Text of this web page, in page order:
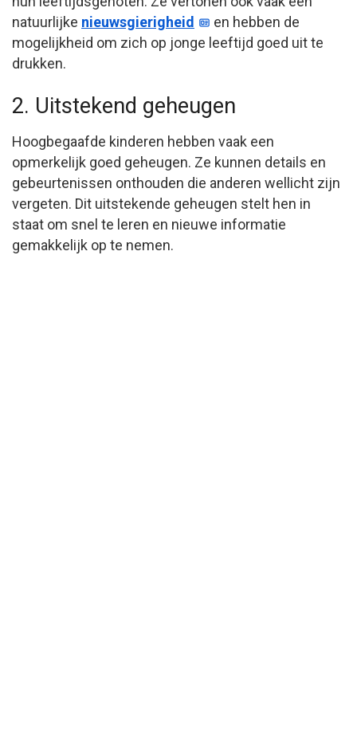
natuurlijke nieuwsgierigheid
en hebben de
mogelijkheid om zich op jonge leeftijd goed uit te
drukken.
2. Uitstekend geheugen
Hoogbegaafde kinderen hebben vaak een
opmerkelijk goed geheugen. Ze kunnen details en
gebeurtenissen onthouden die anderen wellicht zijn
vergeten. Dit uitstekende geheugen stelt hen in
staat om snel te leren en nieuwe informatie
gemakkelijk op te nemen.